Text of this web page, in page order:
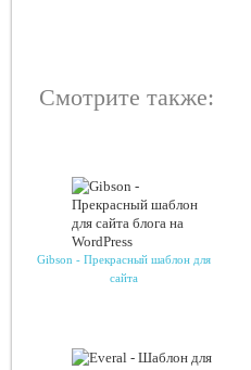
Смотрите также:
Gibson - Прекрасный шаблон для
сайта